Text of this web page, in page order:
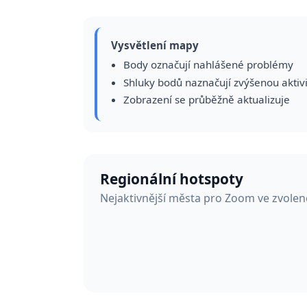
Vysvětlení mapy
Body označují nahlášené problémy
Shluky bodů naznačují zvýšenou
Zobrazení se průběžně aktualizuje
Regionální hotspoty
Nejaktivnější města pro Zoom ve